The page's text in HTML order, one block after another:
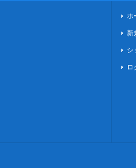
ホ
新
シ
ロ